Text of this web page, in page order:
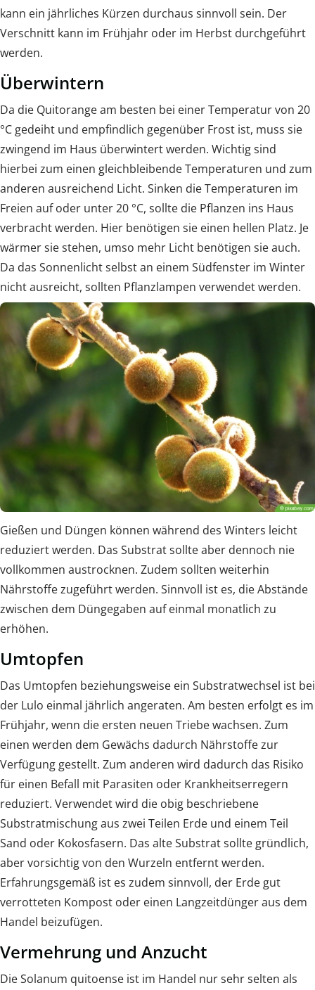
kann ein jährliches Kürzen durchaus sinnvoll sein. Der
Verschnitt kann im Frühjahr oder im Herbst durchgeführt
werden.
Überwintern
Da die Quitorange am besten bei einer Temperatur von 20
°C gedeiht und empfindlich gegenüber Frost ist, muss sie
zwingend im Haus überwintert werden. Wichtig sind
hierbei zum einen gleichbleibende Temperaturen und zum
anderen ausreichend Licht. Sinken die Temperaturen im
Freien auf oder unter 20 °C, sollte die Pflanzen ins Haus
verbracht werden. Hier benötigen sie einen hellen Platz. Je
wärmer sie stehen, umso mehr Licht benötigen sie auch.
Da das Sonnenlicht selbst an einem Südfenster im Winter
nicht ausreicht, sollten Pflanzlampen verwendet werden.
Gießen und Düngen können während des Winters leicht
reduziert werden. Das Substrat sollte aber dennoch nie
vollkommen austrocknen. Zudem sollten weiterhin
Nährstoffe zugeführt werden. Sinnvoll ist es, die Abstände
zwischen dem Düngegaben auf einmal monatlich zu
erhöhen.
Umtopfen
Das Umtopfen beziehungsweise ein Substratwechsel ist bei
der Lulo einmal jährlich angeraten. Am besten erfolgt es im
Frühjahr, wenn die ersten neuen Triebe wachsen. Zum
einen werden dem Gewächs dadurch Nährstoffe zur
Verfügung gestellt. Zum anderen wird dadurch das Risiko
für einen Befall mit Parasiten oder Krankheitserregern
reduziert. Verwendet wird die obig beschriebene
Substratmischung aus zwei Teilen Erde und einem Teil
Sand oder Kokosfasern. Das alte Substrat sollte gründlich,
aber vorsichtig von den Wurzeln entfernt werden.
Erfahrungsgemäß ist es zudem sinnvoll, der Erde gut
verrotteten Kompost oder einen Langzeitdünger aus dem
Handel beizufügen.
Vermehrung und Anzucht
Die Solanum quitoense ist im Handel nur sehr selten als